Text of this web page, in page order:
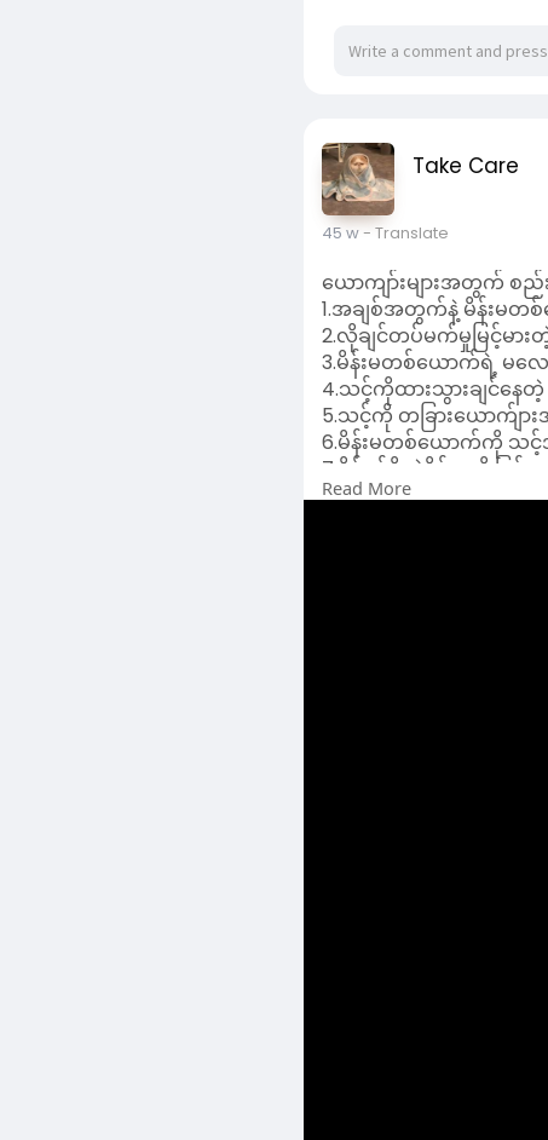
45 w- Translate
ယောကျာ်းများအတွက် စည်
1.အချစ်အတွက်နဲ့ မိန်းမတစ်
3.မိန်းမတစ်ယောက်ရဲ့ မလေ
4.သင့်ကိုထားသွားချင်နေတဲ့
5.သင့်ကို တခြားယောက်ျ
6.မိန်းမတစ်ယောက်ကို သင့်
7.ပိုင်ရှင်ရှိတဲ့မိန်းမကို ပြ
8.သင့်ရဲ့ကျသင့်ငွေကို မိန်း
9.မိန်းမတစ်ယောက်ကို အထ
Read More